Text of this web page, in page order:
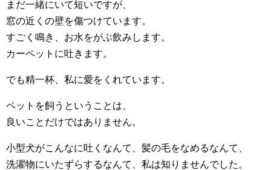
まだ一緒にいて短いですが、
窓の近くの壁を傷つけています。
すごく鳴き、お水をがぶ飲みします。
カーペットに吐きます。
でも精一杯、私に愛をくれています。
ペットを飼うということは、
良いことだけではありません。
小型犬がこんなに吐くなんて、髪の毛をなめるなんて、
洗濯物にいたずらするなんて、私は知りませんでした。